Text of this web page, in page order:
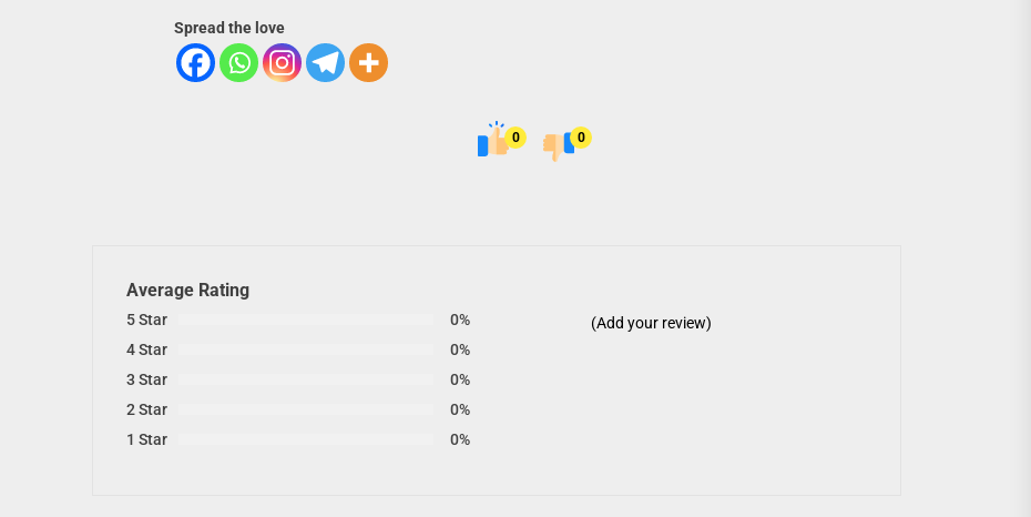
Spread the love
0 0
Average Rating
5 Star
0%
4 Star
0%
3 Star
0%
2 Star
0%
1 Star
0%
(Add your review)